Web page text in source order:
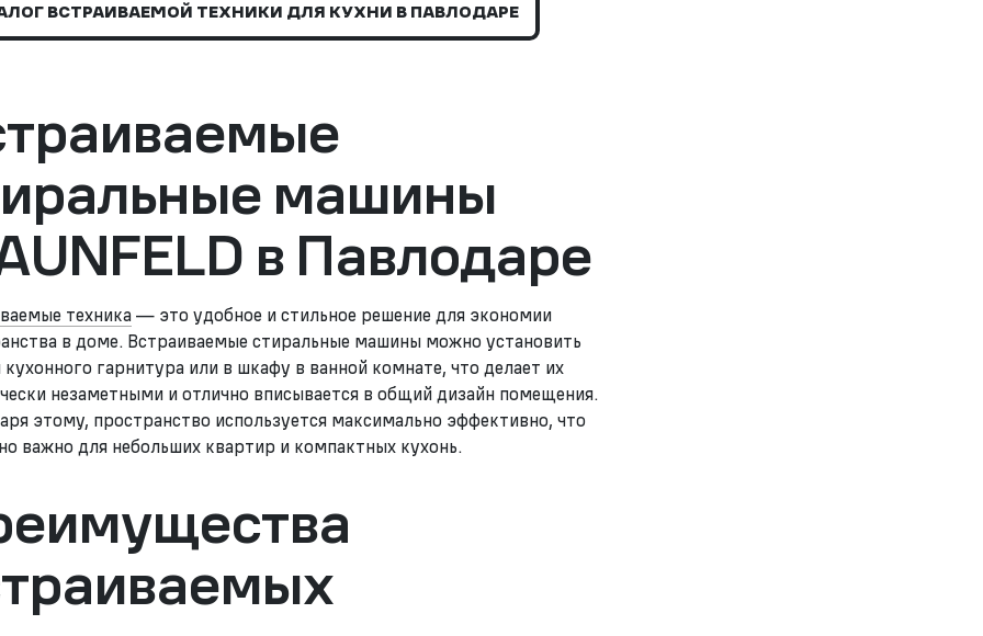
ВСТРАИВАЕМОЙ ТЕХНИКИ ДЛЯ КУХНИ В ПАВЛОДАРЕ
машины
в Павлодаре
техника — это удобное и стильное решение для экономии
в доме. Встраиваемые стиральные машины можно установить
кухонного гарнитура или в шкафу в ванной комнате, что делает их
незаметными и отлично вписывается в общий дизайн помещения.
этому, пространство используется максимально эффективно, что
важно для небольших квартир и компактных кухонь.